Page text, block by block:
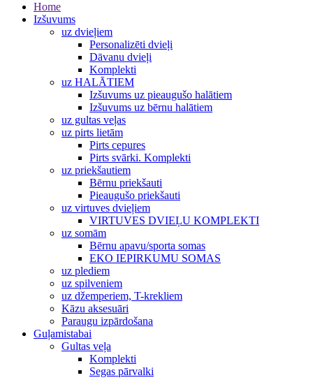
Home
Izšuvums
uz dvieļiem
Personalizēti dvieļi
Dāvanu dvieļi
Komplekti
uz HALĀTIEM
Izšuvums uz pieaugušo halātiem
Izšuvums uz bērnu halātiem
uz gultas veļas
uz pirts lietām
Pirts cepures
Pirts svārki. Komplekti
uz priekšautiem
Bērnu priekšauti
Pieaugušo priekšauti
uz virtuves dvieļiem
VIRTUVES DVIEĻU KOMPLEKTI
uz somām
Bērnu apavu/sporta somas
EKO IEPIRKUMU SOMAS
uz plediem
uz spilveniem
uz džemperiem, T-krekliem
Kāzu aksesuāri
Paraugu izpārdošana
Guļamistabai
Gultas veļa
Komplekti
Segas pārvalki